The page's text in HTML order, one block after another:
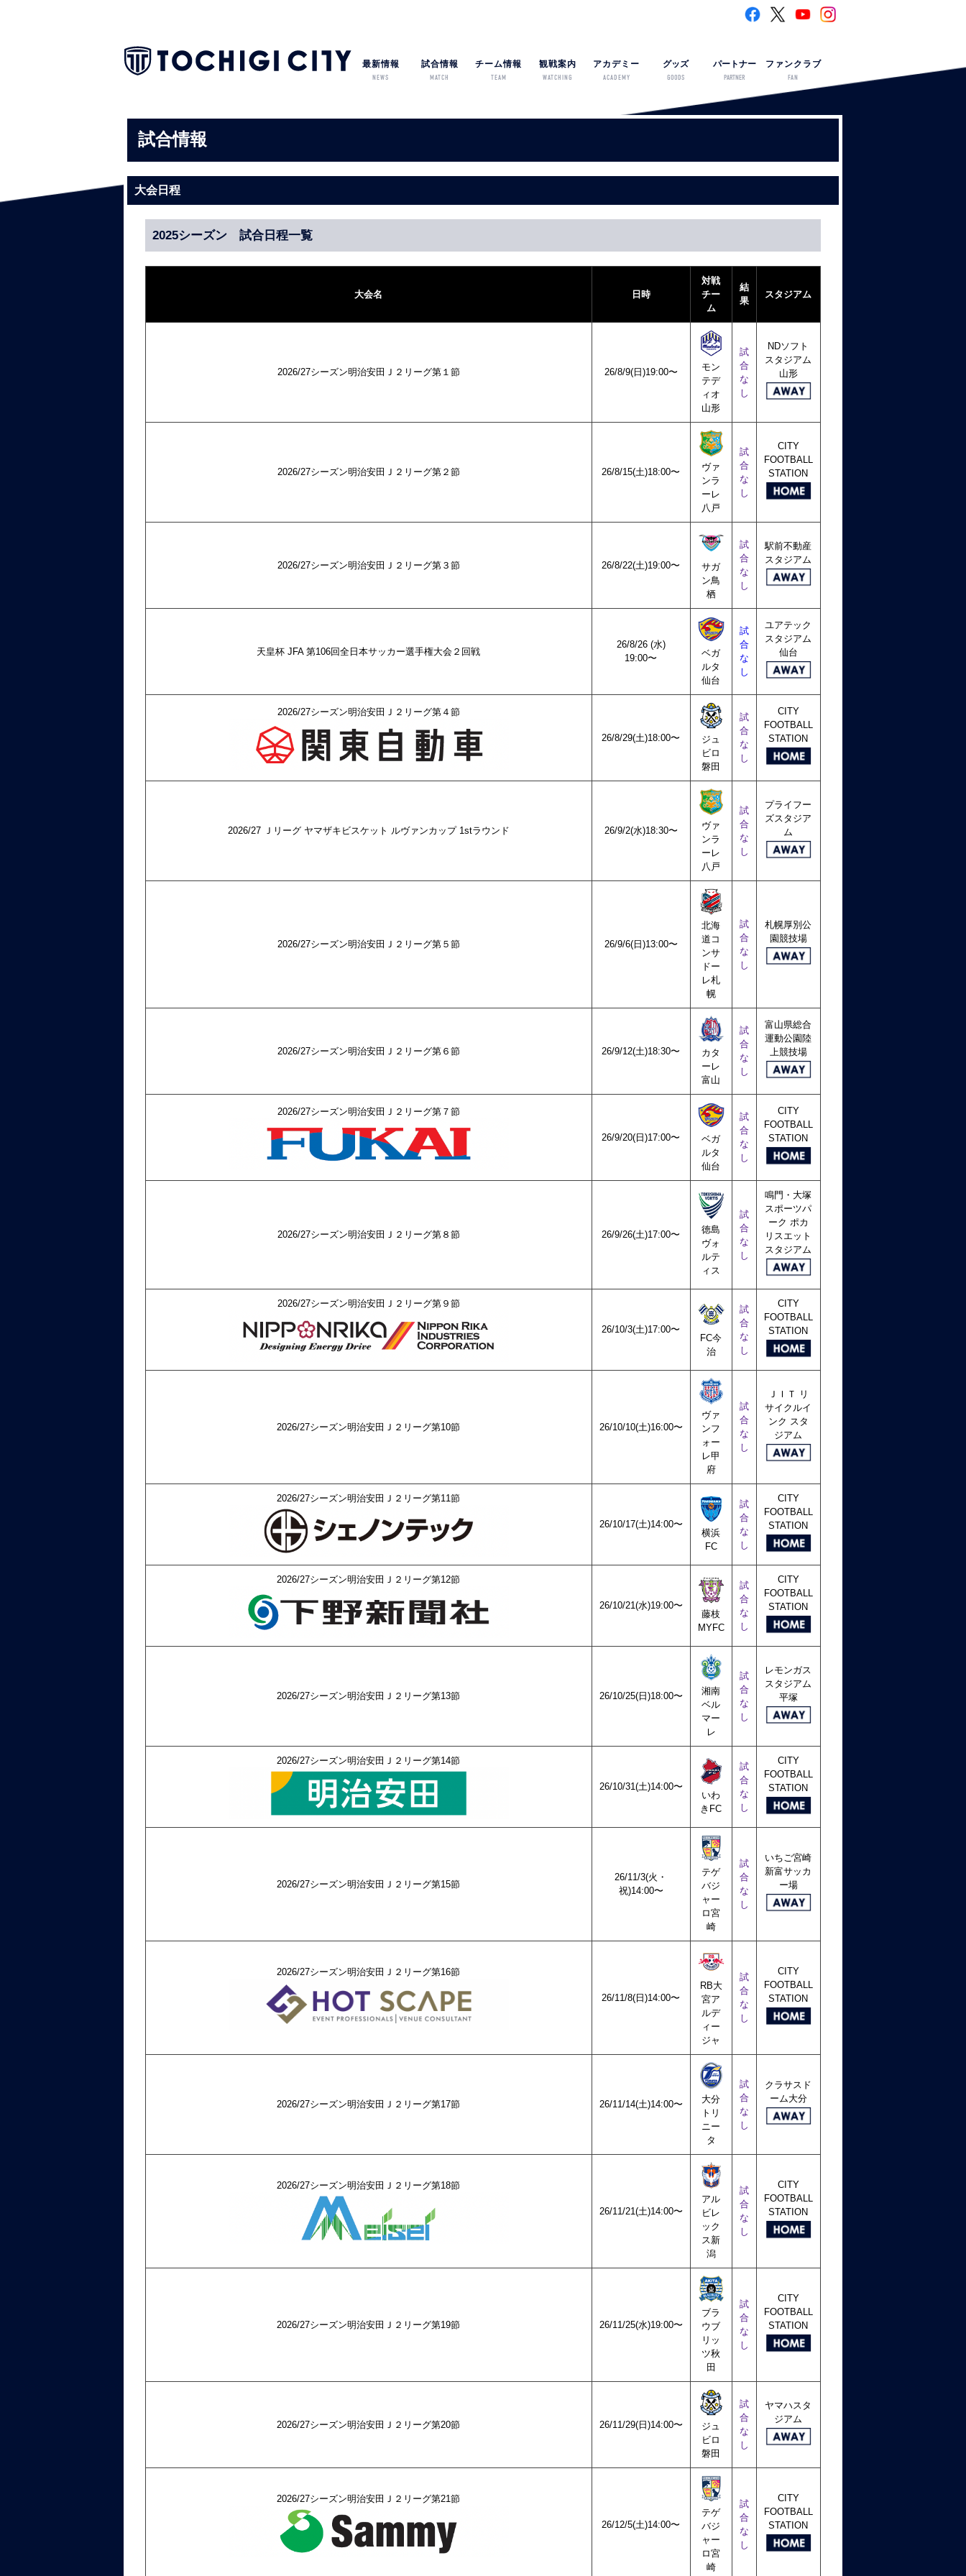
最新情報
NEWS
試合情報
MATCH
チーム情報
TEAM
観戦案内
WATCHING
アカデミー
ACADEMY
グッズ
GOODS
パートナー
PARTNER
ファンクラブ
FAN
試合情報
大会日程
2025シーズン 試合日程一覧
大会名 日時
対戦
チー
ム
結
果
スタジアム
2026/27シーズン明治安田Ｊ２リーグ第１節 26/8/9(日)19:00〜
モン
テデ
ィオ
山形
試
合
な
し
NDソフト
スタジアム
山形
2026/27シーズン明治安田Ｊ２リーグ第２節 26/8/15(土)18:00〜
ヴァ
ンラ
ーレ
八戸
試
合
な
し
CITY
FOOTBALL
STATION
2026/27シーズン明治安田Ｊ２リーグ第３節 26/8/22(土)19:00〜
サガ
ン鳥
栖
試
合
な
し
駅前不動産
スタジアム
天皇杯 JFA 第106回全日本サッカー選手権大会２回戦
26/8/26 (水)
19:00〜
ベガ
ルタ
仙台
試
合
な
し
ユアテック
スタジアム
仙台
2026/27シーズン明治安田Ｊ２リーグ第４節
26/8/29(土)18:00〜
ジュ
ビロ
磐田
試
合
な
し
CITY
FOOTBALL
STATION
2026/27 Ｊリーグ ヤマザキビスケット ルヴァンカップ 1stラウンド 26/9/2(水)18:30〜
ヴァ
ンラ
ーレ
八戸
試
合
な
し
プライフー
ズスタジア
ム
2026/27シーズン明治安田Ｊ２リーグ第５節 26/9/6(日)13:00〜
北海
道コ
ンサ
ドー
レ札
幌
試
合
な
し
札幌厚別公
園競技場
2026/27シーズン明治安田Ｊ２リーグ第６節 26/9/12(土)18:30〜
カタ
ーレ
富山
試
合
な
し
富山県総合
運動公園陸
上競技場
2026/27シーズン明治安田Ｊ２リーグ第７節
26/9/20(日)17:00〜
ベガ
ルタ
仙台
試
合
な
し
CITY
FOOTBALL
STATION
2026/27シーズン明治安田Ｊ２リーグ第８節 26/9/26(土)17:00〜
徳島
ヴォ
ルテ
ィス
試
合
な
し
鳴門・大塚
スポーツパ
ーク ポカ
リスエット
スタジアム
2026/27シーズン明治安田Ｊ２リーグ第９節
26/10/3(土)17:00〜
FC今
治
試
合
な
し
CITY
FOOTBALL
STATION
2026/27シーズン明治安田Ｊ２リーグ第10節 26/10/10(土)16:00〜
ヴァ
ンフ
ォー
レ甲
府
試
合
な
し
ＪＩＴ リ
サイクルイ
ンク スタ
ジアム
2026/27シーズン明治安田Ｊ２リーグ第11節
26/10/17(土)14:00〜
横浜
FC
試
合
な
し
CITY
FOOTBALL
STATION
2026/27シーズン明治安田Ｊ２リーグ第12節
26/10/21(水)19:00〜
藤枝
MYFC
試
合
な
し
CITY
FOOTBALL
STATION
2026/27シーズン明治安田Ｊ２リーグ第13節 26/10/25(日)18:00〜
湘南
ベル
マー
レ
試
合
な
し
レモンガス
スタジアム
平塚
2026/27シーズン明治安田Ｊ２リーグ第14節
26/10/31(土)14:00〜
いわ
きFC
試
合
な
し
CITY
FOOTBALL
STATION
2026/27シーズン明治安田Ｊ２リーグ第15節
26/11/3(火・
祝)14:00〜
テゲ
バジ
ャー
ロ宮
崎
試
合
な
し
いちご宮崎
新富サッカ
ー場
2026/27シーズン明治安田Ｊ２リーグ第16節
26/11/8(日)14:00〜
RB大
宮ア
ルデ
ィー
ジャ
試
合
な
し
CITY
FOOTBALL
STATION
2026/27シーズン明治安田Ｊ２リーグ第17節 26/11/14(土)14:00〜
大分
トリ
ニー
タ
試
合
な
し
クラサスド
ーム大分
2026/27シーズン明治安田Ｊ２リーグ第18節
26/11/21(土)14:00〜
アル
ビレ
ック
ス新
潟
試
合
な
し
CITY
FOOTBALL
STATION
2026/27シーズン明治安田Ｊ２リーグ第19節 26/11/25(水)19:00〜
ブラ
ウブ
リッ
ツ秋
田
試
合
な
し
CITY
FOOTBALL
STATION
2026/27シーズン明治安田Ｊ２リーグ第20節 26/11/29(日)14:00〜
ジュ
ビロ
磐田
試
合
な
し
ヤマハスタ
ジアム
2026/27シーズン明治安田Ｊ２リーグ第21節
26/12/5(土)14:00〜
テゲ
バジ
ャー
ロ宮
崎
試
合
な
し
CITY
FOOTBALL
STATION